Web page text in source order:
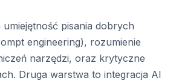
pisania dobrych
engineering), rozumienie
narzędzi, oraz krytyczne
Druga warstwa to integracja AI